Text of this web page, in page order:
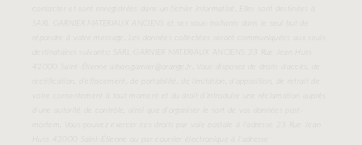
contacter et sont enregistrées dans un fichier informatisé. Elles sont destinées à
répondre à votre message. Les données collectées seront communiquées aux seuls
destinataires suivants: SARL GARNIER MATERIAUX ANCIENS 23 Rue Jean Huss
42000 Saint-Étienne alban.garnier@orange.fr. Vous disposez de droits d’accès, de
rectification, d’effacement, de portabilité, de limitation, d’opposition, de retrait de
d’une autorité de contrôle, ainsi que d’organiser le sort de vos données post-
mortem. Vous pouvez exercer ces droits par voie postale à l'adresse 23 Rue Jean
Huss 42000 Saint-Étienne ou par courrier électronique à l'adresse